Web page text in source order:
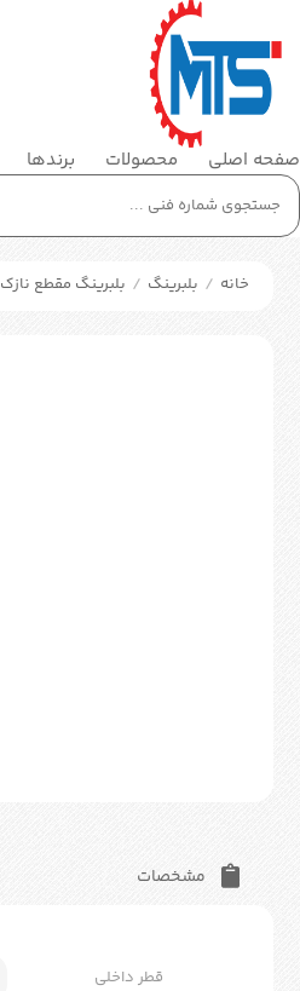
صفحه اصلی محصولات برندها
خانه / بلبرینگ / بلبرینگ مقطع نازک
مشخصات
قطر داخلی